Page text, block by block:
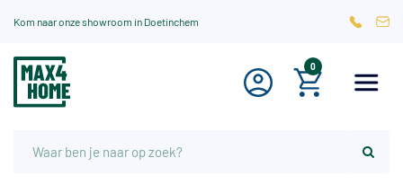
Kom naar onze showroom in Doetinchem
0